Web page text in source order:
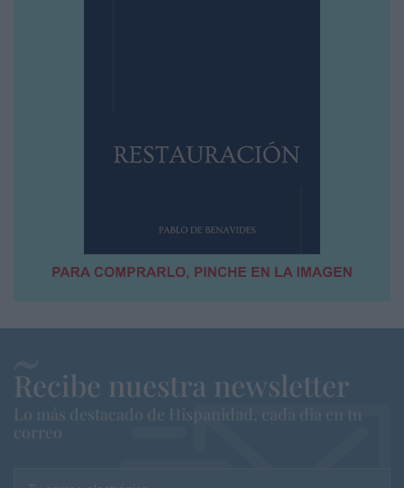
Recibe nuestra newsletter
Lo más destacado de Hispanidad, cada dia en tu
correo